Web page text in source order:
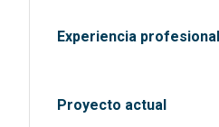
Experiencia profesional
Proyecto actual